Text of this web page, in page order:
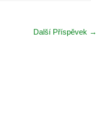
Další Příspěvek →